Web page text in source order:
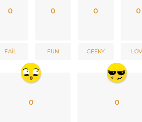
0
FAIL
0
FUN
0
GEEKY
0
0 0